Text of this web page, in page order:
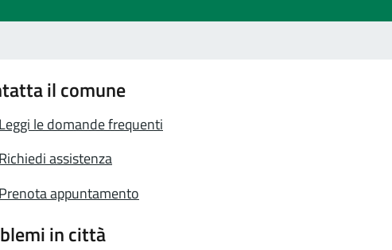
il comune
le domande frequenti
assistenza
appuntamento
in città